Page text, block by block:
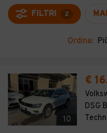
Auto Km 0
Auto Nuove
Noleggio a lungo
Moto
Camper
Veicoli Commerciali
ACCEDI
FILTRI 2
Ordina:
10
€
DSG